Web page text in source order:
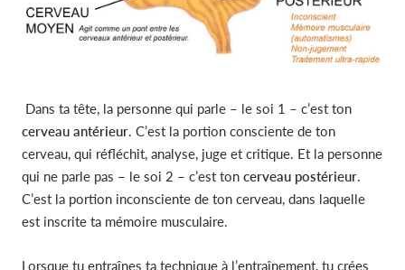
Dans ta tête, la personne qui parle – le soi 1 – c’est ton
cerveau antérieur. C’est la portion consciente de ton
cerveau, qui réfléchit, analyse, juge et critique. Et la personne
qui ne parle pas – le soi 2 – c’est ton cerveau postérieur.
C’est la portion inconsciente de ton cerveau, dans laquelle
est inscrite ta mémoire musculaire.
Lorsque tu entraînes ta technique à l’entraînement, tu crées